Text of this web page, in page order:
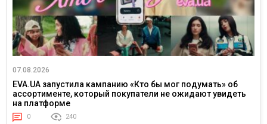
07.08.2026
EVA.UA запустила кампанию «Кто бы мог подумать» об
ассортименте, который покупатели не ожидают увидеть
на платформе
0 240